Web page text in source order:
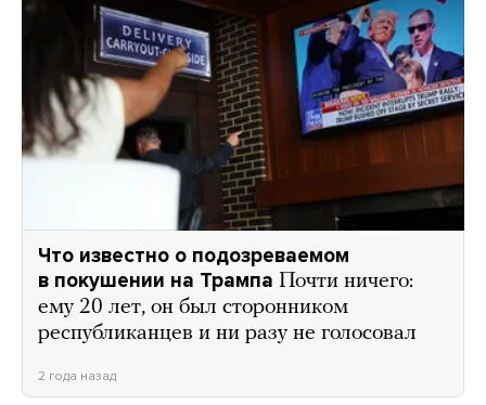
Что известно о подозреваемом
в покушении на Трампа Почти ничего:
ему 20 лет, он был сторонником
республиканцев и ни разу не голосовал
2 года назад